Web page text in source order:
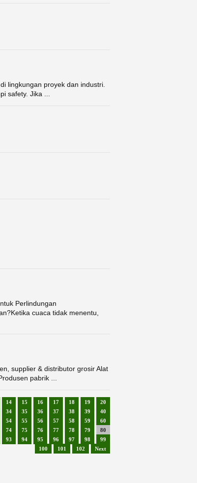
lingkungan proyek dan industri.
safety. Jika ...
Perlindungan
cuaca tidak menentu,
supplier & distributor grosir Alat
pabrik ...
14 15 16 17 18 19
20
34 35 36 37 38 39
40
54 55 56 57 58 59
60
74 75 76 77 78 79
80
93 94 95 96 97 98
99
100
101 102 Next